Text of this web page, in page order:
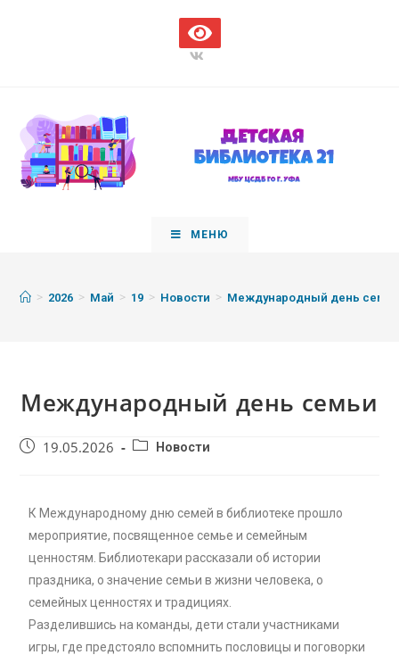
МЕНЮ
> 2026 > Май > 19 > Новости > Международный день
Международный день семьи
19.05.2026 Новости
К Международному дню семей в библиотеке прошло
мероприятие, посвященное семье и семейным
ценностям. Библиотекари рассказали об истории
праздника, о значение семьи в жизни человека, о
семейных ценностях и традициях.
Разделившись на команды, дети стали участниками
игры, где предстояло вспомнить пословицы и поговорки